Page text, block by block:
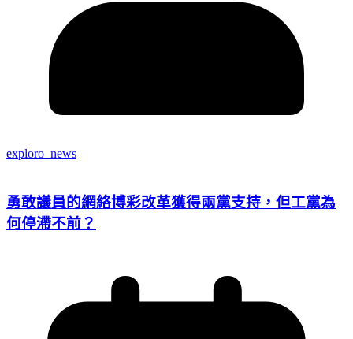
exploro_news
勇敢議員的網絡博彩改革獲得兩黨支持，但工黨為
何停滯不前？